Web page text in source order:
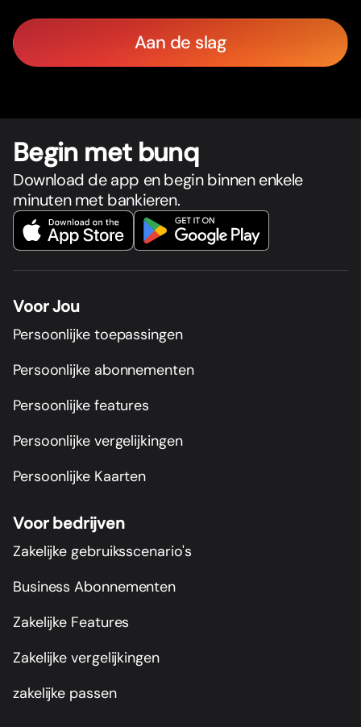
Aan de slag
Begin met bunq
Download de app en begin binnen enkele
minuten met bankieren.
Voor Jou
Persoonlijke toepassingen
Persoonlijke abonnementen
Persoonlijke features
Persoonlijke vergelijkingen
Persoonlijke Kaarten
Voor bedrijven
Zakelijke gebruiksscenario's
Business Abonnementen
Zakelijke Features
Zakelijke vergelijkingen
zakelijke passen